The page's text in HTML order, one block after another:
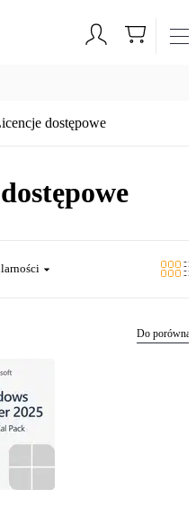
dostępowe
Do